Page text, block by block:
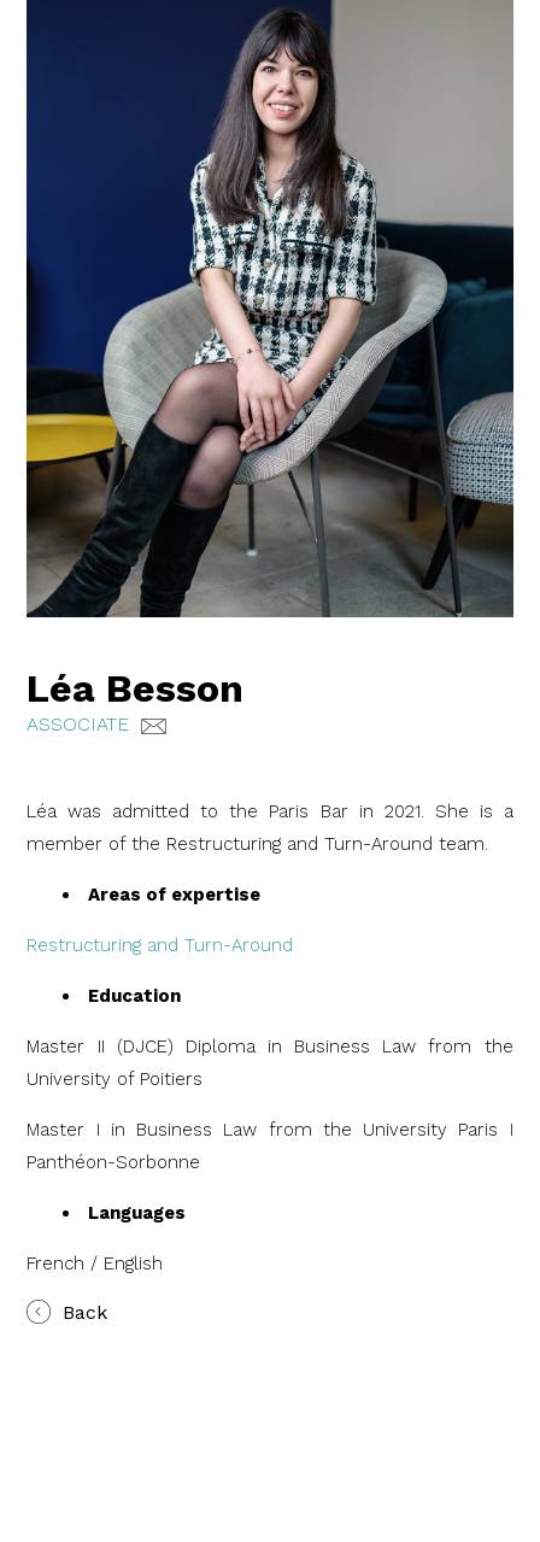
Léa Besson
ASSOCIATE
Léa was admitted to the Paris Bar in 2021. She is a
member of the Restructuring and Turn-Around team.
Areas of expertise
Restructuring and Turn-Around
Education
Master II (DJCE) Diploma in Business Law from the
University of Poitiers
Master I in Business Law from the University Paris I
Panthéon-Sorbonne
Languages
French / English
Back